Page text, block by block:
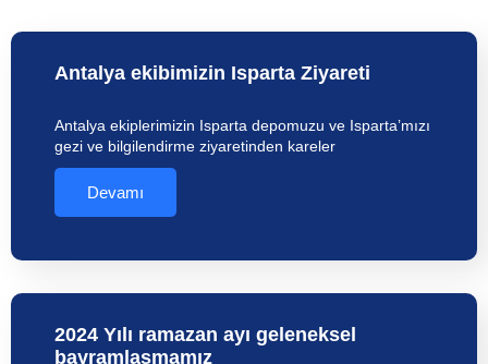
Antalya ekibimizin Isparta Ziyareti
Antalya ekiplerimizin Isparta depomuzu ve Isparta’mızı
gezi ve bilgilendirme ziyaretinden kareler
Devamı
2024 Yılı ramazan ayı geleneksel
bayramlaşmamız